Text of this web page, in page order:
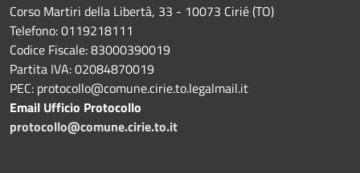
Corso Martiri della Libertà, 33 - 10073 Cirié (TO)
Telefono: 0119218111
Codice Fiscale: 83000390019
Partita IVA: 02084870019
PEC: protocollo@comune.cirie.to.legalmail.it
Email Ufficio Protocollo
protocollo@comune.cirie.to.it